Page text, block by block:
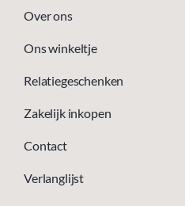
Over ons
Ons winkeltje
Relatiegeschenken
Zakelijk inkopen
Contact
Verlanglijst